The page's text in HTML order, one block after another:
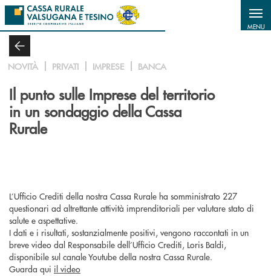
Salta al contenuto principale
MENU
NOVITÀ PRIVATI IMPRESE BANCA
Il punto sulle Imprese del territorio
in un sondaggio della Cassa
Rurale
L’Ufficio Crediti della nostra Cassa Rurale ha somministrato 227
questionari ad altrettante attività imprenditoriali per valutare stato di
salute e aspettative.
I dati e i risultati, sostanzialmente positivi, vengono raccontati in un
breve video dal Responsabile dell’Ufficio Crediti, Loris Baldi,
disponibile sul canale Youtube della nostra Cassa Rurale.
Guarda qui il video